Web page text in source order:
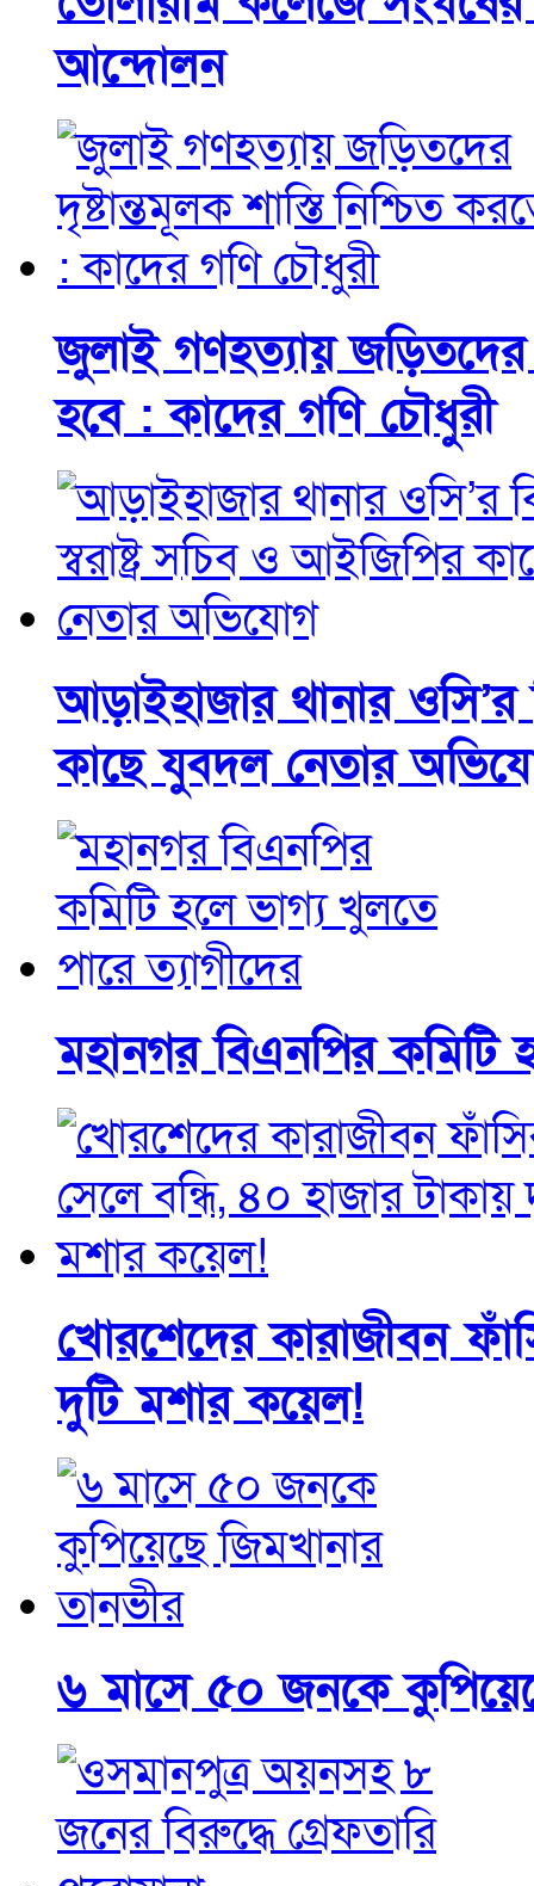
আন্দোলন
জুলাই গণহত্যায় জড়িতদের
হবে : কাদের গণি চৌধুরী
আড়াইহাজার থানার ওসি’র
কাছে যুবদল নেতার
মহানগর বিএনপির কমিটি
খোরশেদের কারাজীবন
দুটি মশার কয়েল!
৬ মাসে ৫০ জনকে